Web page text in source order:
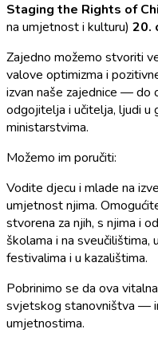
Staging the Rights of
na umjetnost i kulturu) 20.
Zajedno možemo stvoriti
valove optimizma i
izvan naše zajednice — do
odgojitelja i učitelja, ljudi u
ministarstvima.
Možemo im poručiti:
Vodite djecu i mlade na
umjetnost njima.
stvorena za njih, s njima i
školama i na sveučilištima,
festivalima i u kazalištima.
Pobrinimo se da ova
svjetskog stanovništva —
umjetnostima.